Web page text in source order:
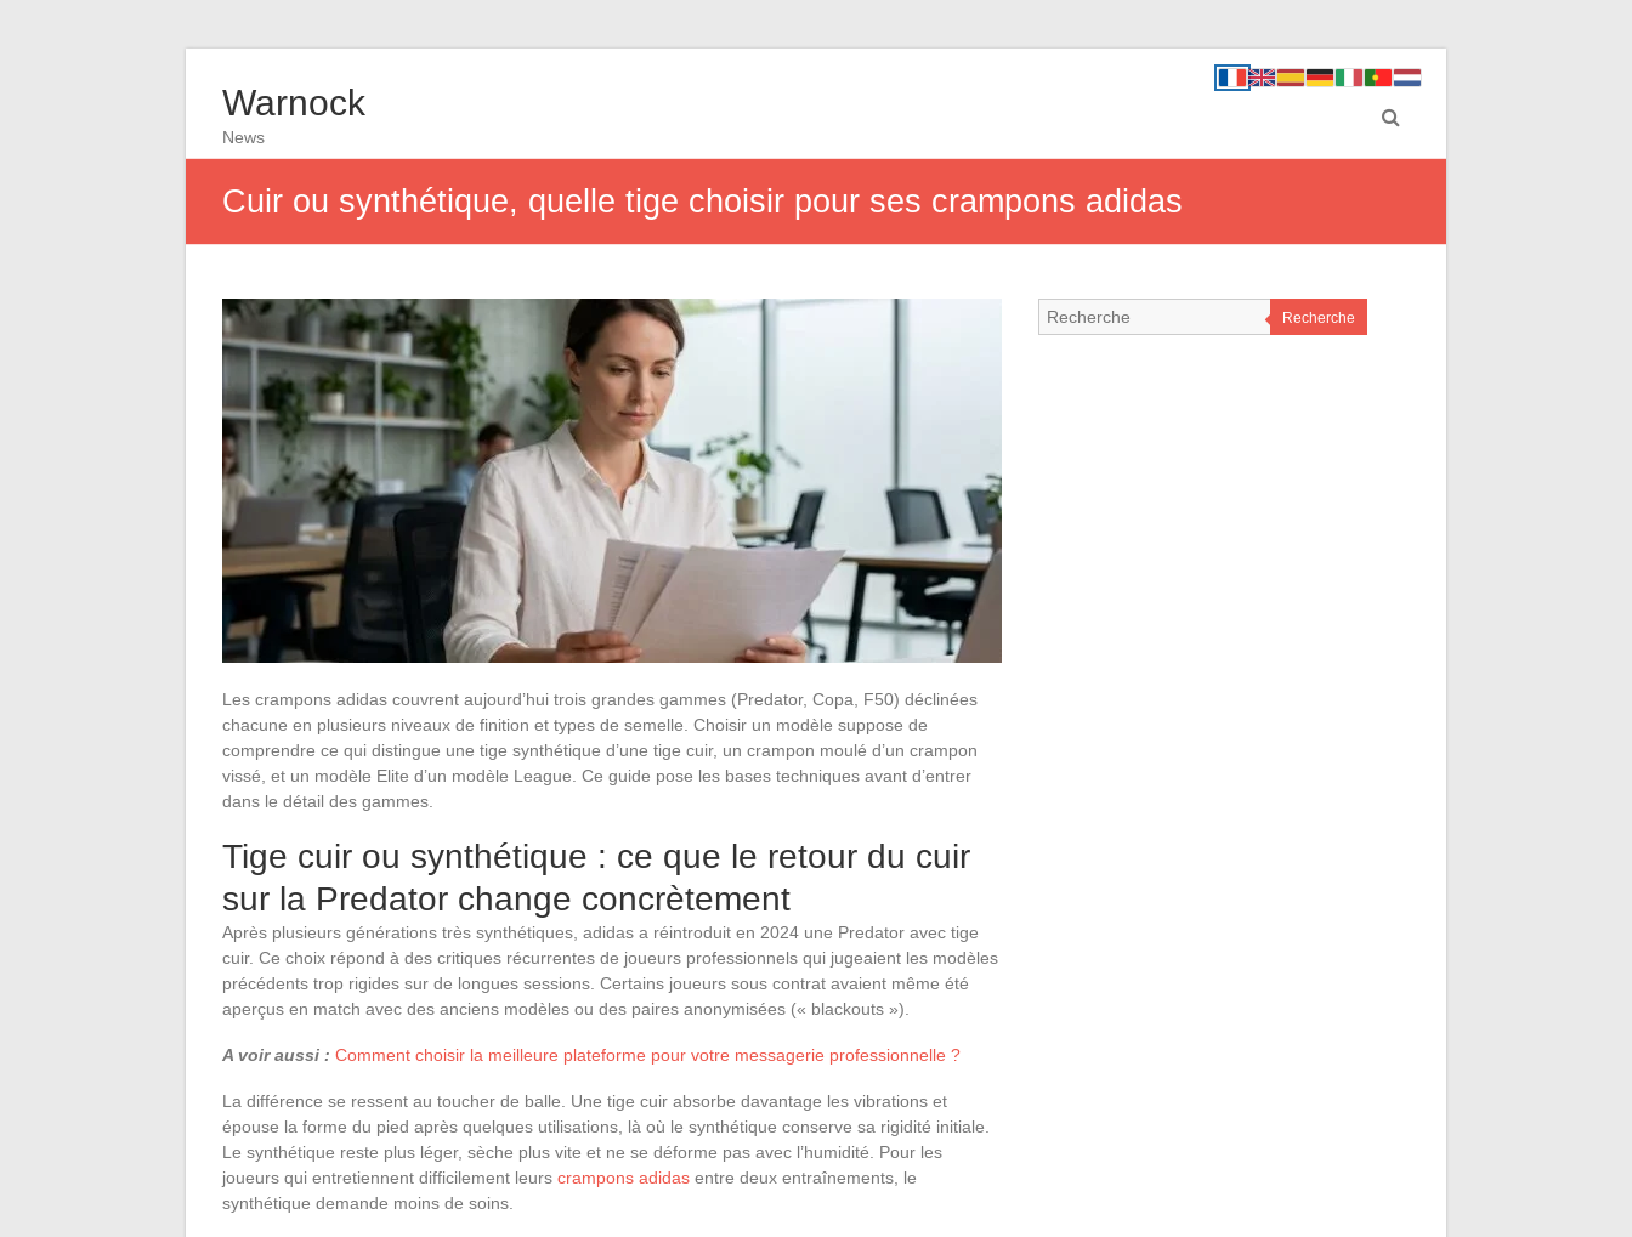
Warnock
News
Cuir ou synthétique, quelle tige choisir pour ses crampons adidas
Les crampons adidas couvrent aujourd’hui trois grandes gammes (Predator, Copa, F50) déclinées
chacune en plusieurs niveaux de finition et types de semelle. Choisir un modèle suppose de
comprendre ce qui distingue une tige synthétique d’une tige cuir, un crampon moulé d’un crampon
vissé, et un modèle Elite d’un modèle League. Ce guide pose les bases techniques avant d’entrer
dans le détail des gammes.
Tige cuir ou synthétique : ce que le retour du cuir
sur la Predator change concrètement
Après plusieurs générations très synthétiques, adidas a réintroduit en 2024 une Predator avec tige
cuir. Ce choix répond à des critiques récurrentes de joueurs professionnels qui jugeaient les modèles
précédents trop rigides sur de longues sessions. Certains joueurs sous contrat avaient même été
aperçus en match avec des anciens modèles ou des paires anonymisées (« blackouts »).
A voir aussi : Comment choisir la meilleure plateforme pour votre messagerie professionnelle ?
La différence se ressent au toucher de balle. Une tige cuir absorbe davantage les vibrations et
épouse la forme du pied après quelques utilisations, là où le synthétique conserve sa rigidité initiale.
Le synthétique reste plus léger, sèche plus vite et ne se déforme pas avec l’humidité. Pour les
joueurs qui entretiennent difficilement leurs crampons adidas entre deux entraînements, le
synthétique demande moins de soins.
Recherche